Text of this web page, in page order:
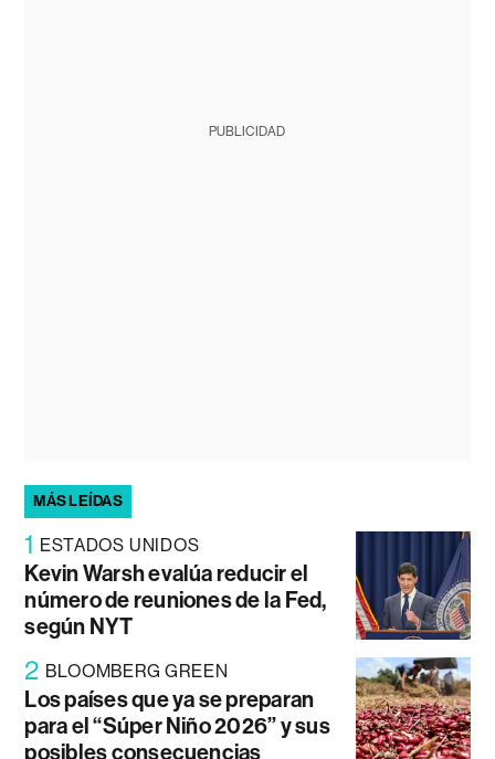
PUBLICIDAD
MÁS LEÍDAS
1 ESTADOS UNIDOS
Kevin Warsh evalúa reducir el
número de reuniones de la Fed,
según NYT
2 BLOOMBERG GREEN
Los países que ya se preparan
para el “Súper Niño 2026” y sus
posibles consecuencias